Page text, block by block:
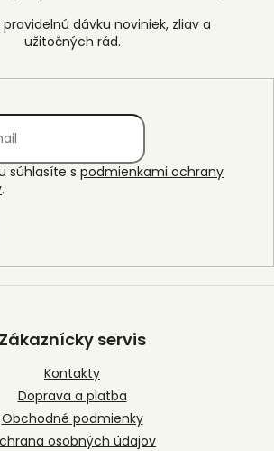
súhlasíte s podmienkami ochrany
.
Zákaznícky servis
Kontakty
Doprava a platba
Obchodné podmienky
osobných údajov